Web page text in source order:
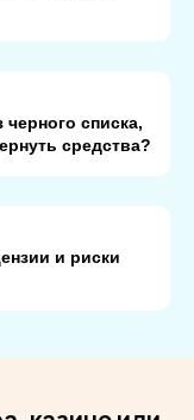
списка,
средства?
и риски